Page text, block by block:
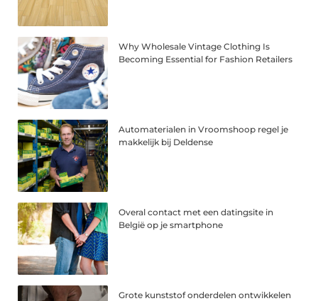
Why Wholesale Vintage Clothing Is
Becoming Essential for Fashion Retailers
Automaterialen in Vroomshoop regel je
makkelijk bij Deldense
Overal contact met een datingsite in
België op je smartphone
Grote kunststof onderdelen ontwikkelen